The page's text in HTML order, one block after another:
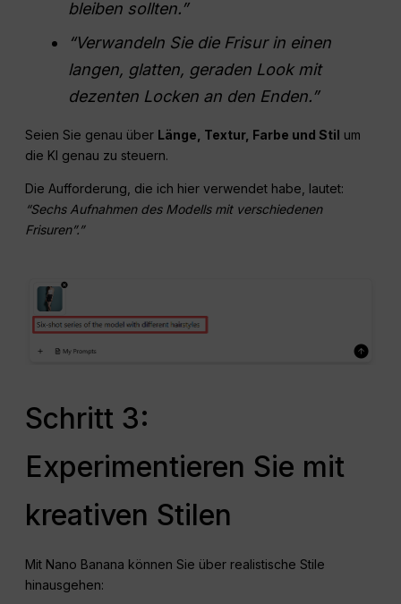
bleiben sollten.”
“Verwandeln Sie die Frisur in einen
langen, glatten, geraden Look mit
dezenten Locken an den Enden.”
Seien Sie genau über Länge, Textur, Farbe und Stil um
die KI genau zu steuern.
Die Aufforderung, die ich hier verwendet habe, lautet:
“Sechs Aufnahmen des Modells mit verschiedenen
Frisuren”.”
Schritt 3:
Experimentieren Sie mit
kreativen Stilen
Mit Nano Banana können Sie über realistische Stile
hinausgehen: